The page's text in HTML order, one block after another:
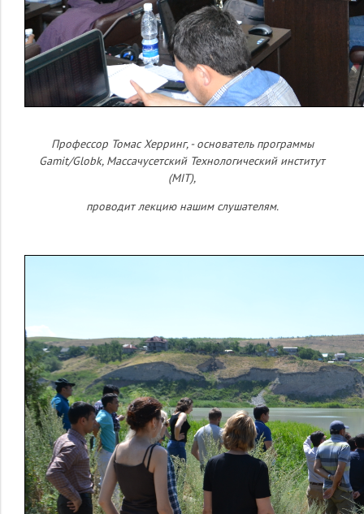
Профессор Томас Херринг, - основатель программы
Gamit/Globk, Массачусетский Технологический институт
(MIT),
проводит лекцию нашим слушателям.